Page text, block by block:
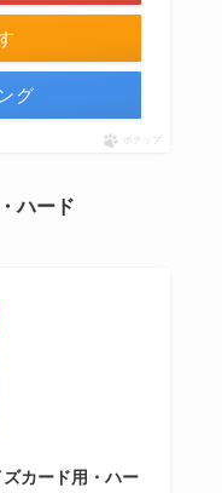
グ
ポチップ
ハード
カード用・ハー